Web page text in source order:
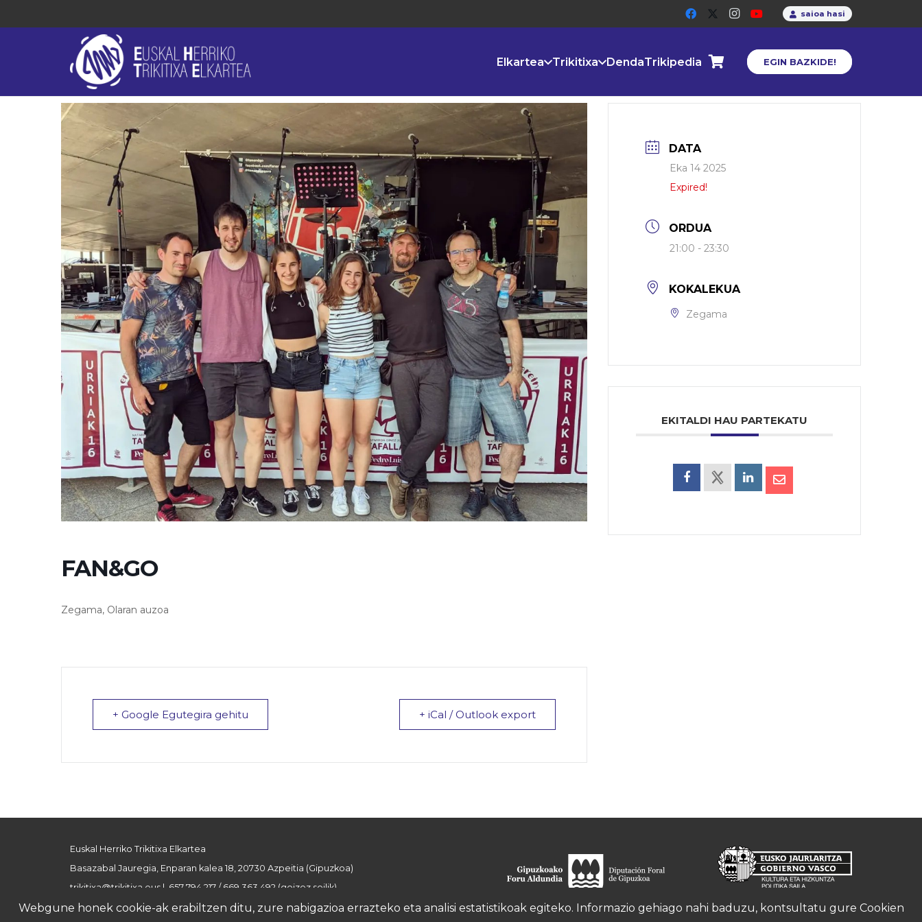
saioa hasi
Elkartea Trikitixa DendaTrikipedia EGIN BAZKIDE!
FAN&GO
Zegama, Olaran auzoa
+ Google Egutegira gehitu + iCal / Outlook export
DATA
Eka 14 2025
Expired!
ORDUA
21:00 - 23:30
KOKALEKUA
Zegama
EKITALDI HAU PARTEKATU
Euskal Herriko Trikitixa Elkartea
Basazabal Jauregia, Enparan kalea 18, 20730 Azpeitia (Gipuzkoa)
trikitixa@trikitixa.eus | 657 794 217 / 669 363 492 (goizez soilik)
Webgune honek cookie-ak erabiltzen ditu, zure nabigazioa errazteko eta analisi estatistikoak egiteko. Informazio gehiago nahi baduzu, kontsultatu gure Cookien